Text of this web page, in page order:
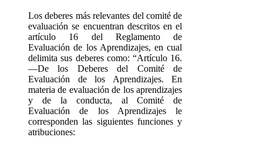
Los deberes más relevantes del comité de
evaluación se encuentran descritos en el
artículo 16 del Reglamento de
Evaluación de los Aprendizajes, en cual
delimita sus deberes como: “Artículo 16.
—De los Deberes del Comité de
Evaluación de los Aprendizajes. En
materia de evaluación de los aprendizajes
y de la conducta, al Comité de
Evaluación de los Aprendizajes le
corresponden las siguientes funciones y
atribuciones: